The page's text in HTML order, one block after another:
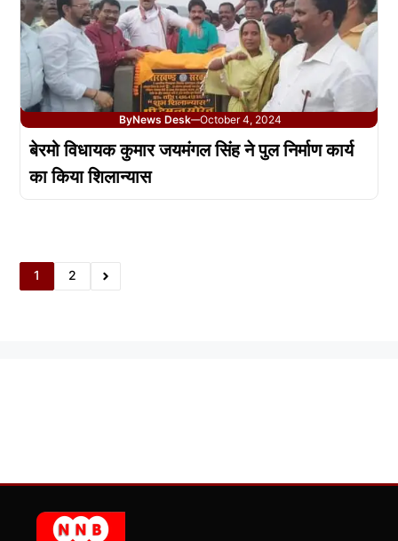
ByNews Desk—October 4, 2024
बेरमो विधायक कुमार जयमंगल सिंह ने पुल निर्माण कार्य
का किया शिलान्यास
1 2